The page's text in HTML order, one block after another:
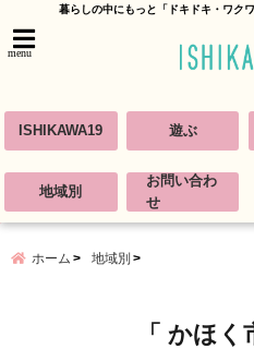
暮らしの中にもっと「ドキドキ・ワク
menu
ISHIKAWA19 遊ぶ
地域別
お問い合わ
せ
ホーム 地域別
「 かほ